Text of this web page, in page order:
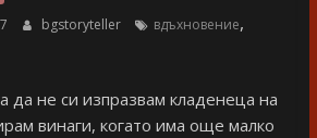
bgstoryteller вдъхновение,
да не си изпразвам кладенеца на
винаги, когато има още малко